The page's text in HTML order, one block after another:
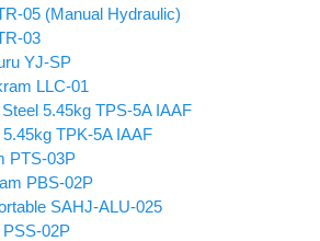
05 (Manual Hydraulic)
03
YJ-SP
LLC-01
5.45kg TPS-5A IAAF
TPK-5A IAAF
PTS-03P
PBS-02P
SAHJ-ALU-025
PSS-02P